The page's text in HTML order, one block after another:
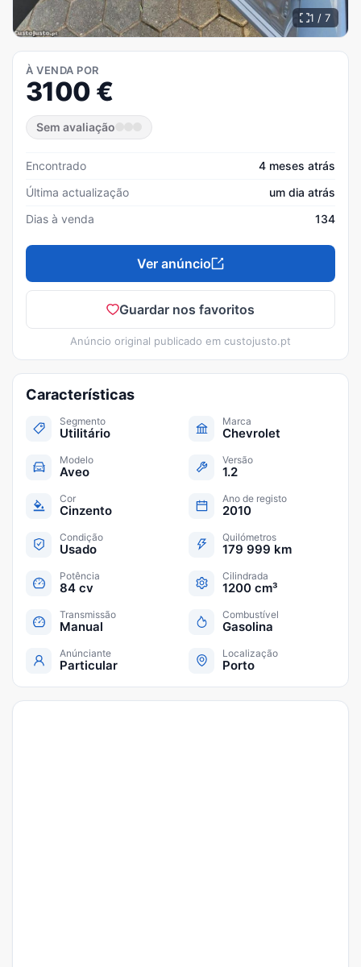
1 / 7
À VENDA POR
3100 €
Sem avaliação
Encontrado
4 meses atrás
Última actualização
um dia atrás
Dias à venda
134
Ver anúncio
Guardar nos favoritos
Anúncio original publicado em custojusto.pt
Características
Segmento
Utilitário
Marca
Chevrolet
Modelo
Aveo
Versão
1.2
Cor
Cinzento
Ano de registo
2010
Condição
Usado
Quilómetros
179 999 km
Potência
84 cv
Cilindrada
1200 cm³
Transmissão
Manual
Combustível
Gasolina
Anúnciante
Particular
Localização
Porto